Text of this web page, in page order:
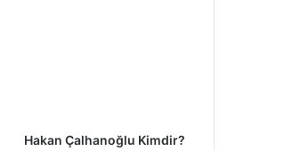
Hakan Çalhanoğlu Kimdir?